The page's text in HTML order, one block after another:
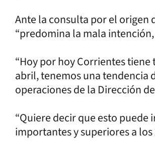
Ante la consulta por el origen
“predomina la mala
“Hoy por hoy Corrientes
abril, tenemos una tendencia
operaciones de la Dirección
“Quiere decir que esto puede
importantes y superiores a